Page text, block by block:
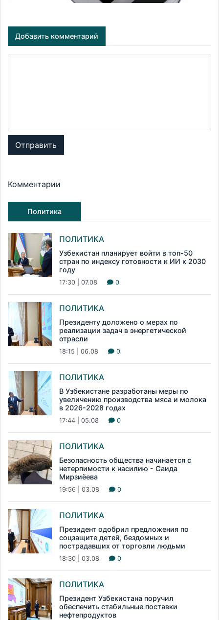
Добавить комментарий
Отправить
Комментарии
Политика
ПОЛИТИКА
Узбекистан планирует войти в топ-50
стран по индексу готовности к ИИ к 2030
году
17:30 | 07.08 0
ПОЛИТИКА
Президенту доложено о мерах по
реализации задач в энергетической
отрасли
18:15 | 06.08 0
ПОЛИТИКА
В Узбекистане разработаны меры по
увеличению производства мяса и молока
в 2026-2028 годах
17:44 | 05.08 0
ПОЛИТИКА
Безопасность общества начинается с
нетерпимости к насилию - Саида
Мирзиёева
19:56 | 03.08 0
ПОЛИТИКА
Президент одобрил предложения по
соцзащите детей, бездомных и
пострадавших от торговли людьми
18:30 | 03.08 0
ПОЛИТИКА
Президент Узбекистана поручил
обеспечить стабильные поставки
нефтепродуктов